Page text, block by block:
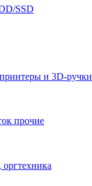
SSD
и 3D-ручки
прочие